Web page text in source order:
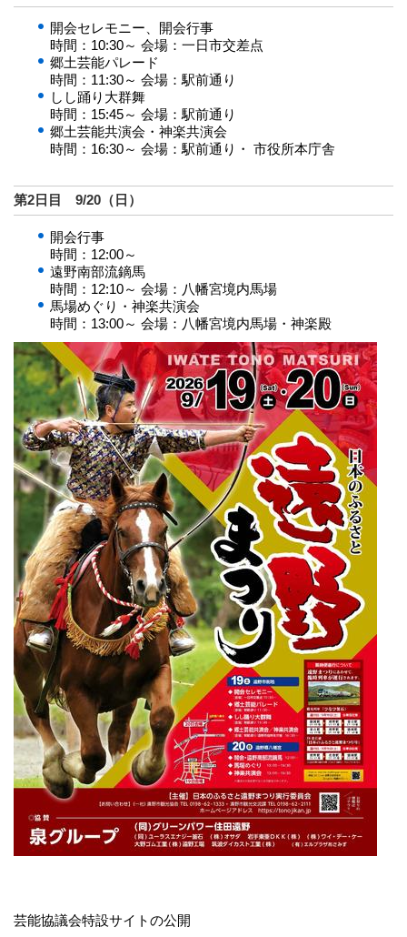
開会セレモニー、開会行事
時間：10:30～ 会場：一日市交差点
郷土芸能パレード
時間：11:30～ 会場：駅前通り
しし踊り大群舞
時間：15:45～ 会場：駅前通り
郷土芸能共演会・神楽共演会
時間：16:30～ 会場：駅前通り・ 市役所本庁舎
第2日目 9/20（日）
開会行事
時間：12:00～
遠野南部流鏑馬
時間：12:10～ 会場：八幡宮境内馬場
馬場めぐり・神楽共演会
時間：13:00～ 会場：八幡宮境内馬場・神楽殿
芸能協議会特設サイトの公開